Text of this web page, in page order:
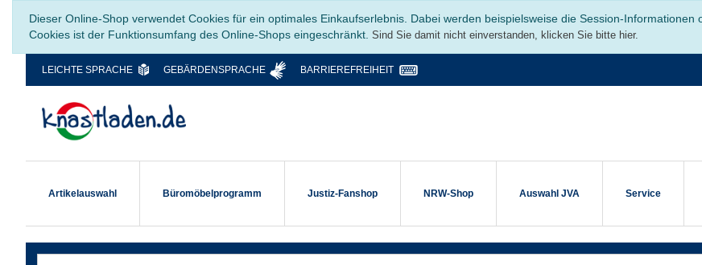
Dieser Online-Shop verwendet Cookies für ein optimales Einkaufserlebnis. Dabei werden beispielsweise die Session-
Cookies ist der Funktionsumfang des Online-Shops eingeschränkt. Sind Sie damit nicht einverstanden, klicken Sie bitte hier.
LEICHTE SPRACHE GEBÄRDENSPRACHE BARRIEREFREIHEIT
Artikelauswahl Büromöbelprogramm Justiz-Fanshop NRW-Shop Auswahl JVA Service